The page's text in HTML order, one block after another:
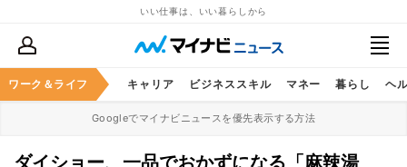
いい仕事は、いい暮らしから
ワーク＆ライフ キャリア ビジネススキル マネー 暮らし ヘ
Googleでマイナビニュースを優先表示する方法
ダイショー、一品でおかずになる「麻辣湯